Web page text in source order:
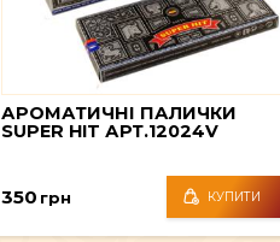
АРОМАТИЧНІ ПАЛИЧКИ
SUPER HIT АРТ.12024V
350 грн КУПИТИ